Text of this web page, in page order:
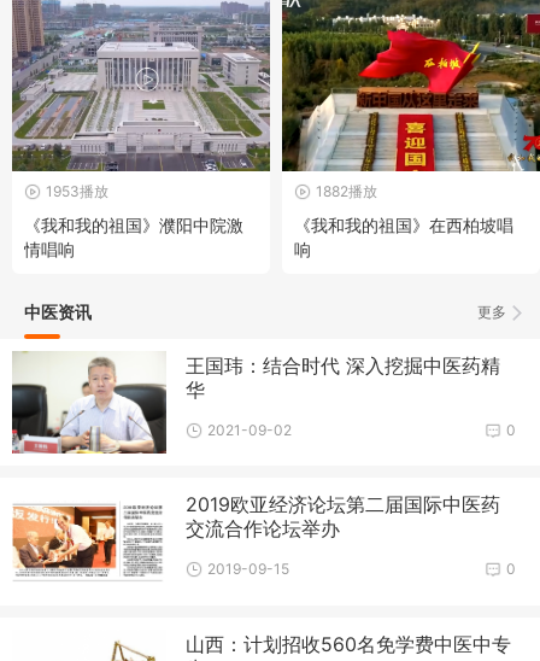
1953播放
《我和我的祖国》濮阳中院激
情唱响
1882播放
《我和我的祖国》在西柏坡唱
响
更多
中医资讯
王国玮：结合时代 深入挖掘中医药精
华
0
2021-09-02
2019欧亚经济论坛第二届国际中医药
交流合作论坛举办
0
2019-09-15
山西：计划招收560名免学费中医中专